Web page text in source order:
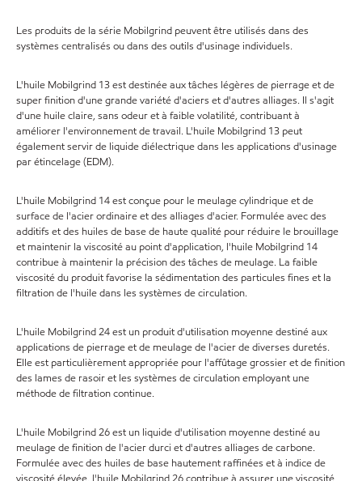
Les produits de la série Mobilgrind peuvent être utilisés dans des
systèmes centralisés ou dans des outils d'usinage individuels.
L'huile Mobilgrind 13 est destinée aux tâches légères de pierrage et de
super finition d'une grande variété d'aciers et d'autres alliages. Il s'agit
d'une huile claire, sans odeur et à faible volatilité, contribuant à
améliorer l'environnement de travail. L'huile Mobilgrind 13 peut
également servir de liquide diélectrique dans les applications d'usinage
par étincelage (EDM).
L'huile Mobilgrind 14 est conçue pour le meulage cylindrique et de
surface de l'acier ordinaire et des alliages d'acier. Formulée avec des
additifs et des huiles de base de haute qualité pour réduire le brouillage
et maintenir la viscosité au point d'application, l'huile Mobilgrind 14
contribue à maintenir la précision des tâches de meulage. La faible
viscosité du produit favorise la sédimentation des particules fines et la
filtration de l'huile dans les systèmes de circulation.
L'huile Mobilgrind 24 est un produit d'utilisation moyenne destiné aux
applications de pierrage et de meulage de l'acier de diverses duretés.
Elle est particulièrement appropriée pour l'affûtage grossier et de finition
des lames de rasoir et les systèmes de circulation employant une
méthode de filtration continue.
L'huile Mobilgrind 26 est un liquide d'utilisation moyenne destiné au
meulage de finition de l'acier durci et d'autres alliages de carbone.
Formulée avec des huiles de base hautement raffinées et à indice de